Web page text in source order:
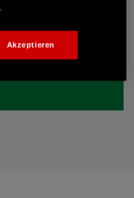
Akzeptieren